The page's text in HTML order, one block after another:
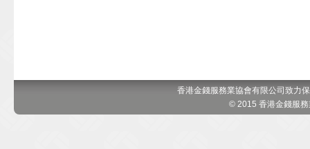
香港金錢服務業協會有限公司致力
© 2015 香港金錢服